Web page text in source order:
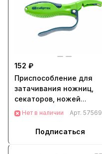
152 ₽
Приспособление для
затачивания ножниц,
секаторов, ножей
Сибртех (79111)
Нет в наличии Арт. 57569
Подписаться